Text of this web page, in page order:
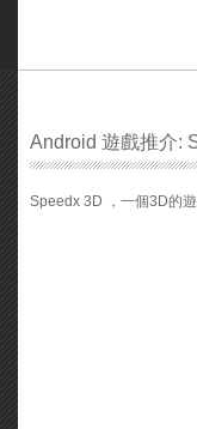
Android 遊戲推介:
Speedx 3D ，一個3D的